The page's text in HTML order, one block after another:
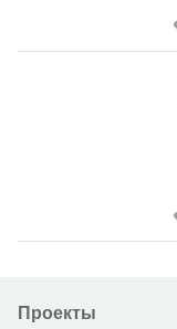
Проекты